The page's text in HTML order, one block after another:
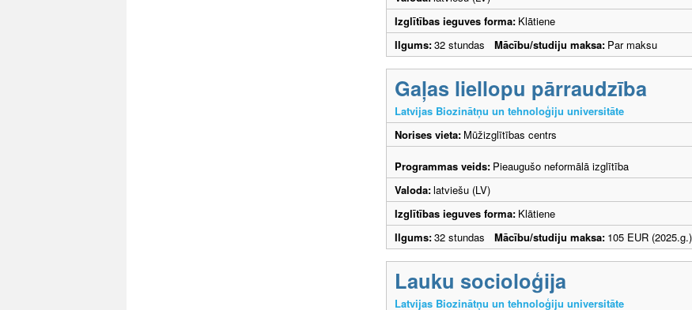
Izglītības ieguves forma: Klātiene
Ilgums:32 stundas Mācību/studiju maksa: Par maksu
Gaļas liellopu pārraudzība
Latvijas Biozinātņu un tehnoloģiju universitāte
Norises vieta: Mūžizglītības centrs
Programmas veids: Pieaugušo neformālā izglītība
Valoda:latviešu (LV)
Izglītības ieguves forma: Klātiene
Ilgums:32 stundas Mācību/studiju maksa: 105 EUR (2025.g.)
Lauku socioloģija
Latvijas Biozinātņu un tehnoloģiju universitāte